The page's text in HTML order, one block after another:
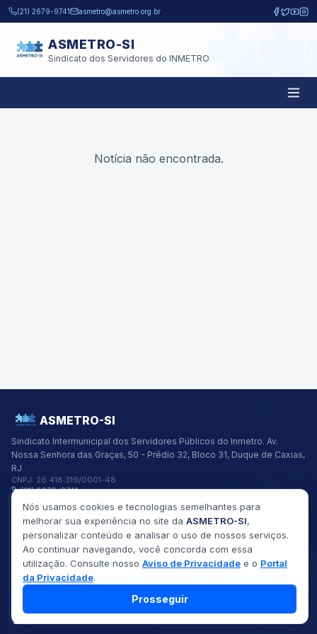
Pular para o conteúdo principal
(21) 2679-9741 asmetro@asmetro.org.br
ASMETRO-SI
Sindicato dos Servidores do INMETRO
Notícia não encontrada.
ASMETRO-SI
Sindicato Intermunicipal dos Servidores Públicos do Inmetro. Av.
Nossa Senhora das Graças, 50 - Prédio 32, Bloco 31, Duque de Caxias,
RJ
CNPJ: 26.418.319/0001-48
(21) 2679-9741
asmetro@asmetro.org.br
Links Rápidos
Institucional
Gestão
Saúde
Convênios
Fóruns
Seus Direitos
2026 ASMETRO-SI
Todos os direitos reservados
Nós usamos cookies e tecnologias semelhantes para
melhorar sua experiência no site da ASMETRO-SI,
personalizar conteúdo e analisar o uso de nossos serviços.
Ao continuar navegando, você concorda com essa
utilização. Consulte nosso Aviso de Privacidade e o Portal
da Privacidade.
Prosseguir